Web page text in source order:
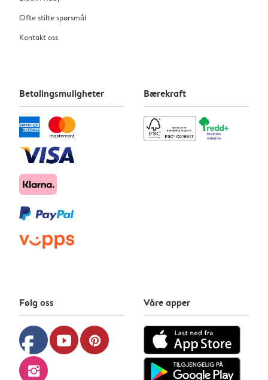
Ofte stilte spørsmål
Kontakt oss
Betalingsmuligheter Bærekraft
Følg oss
facebook youtube pinterest
instagram
Våre apper